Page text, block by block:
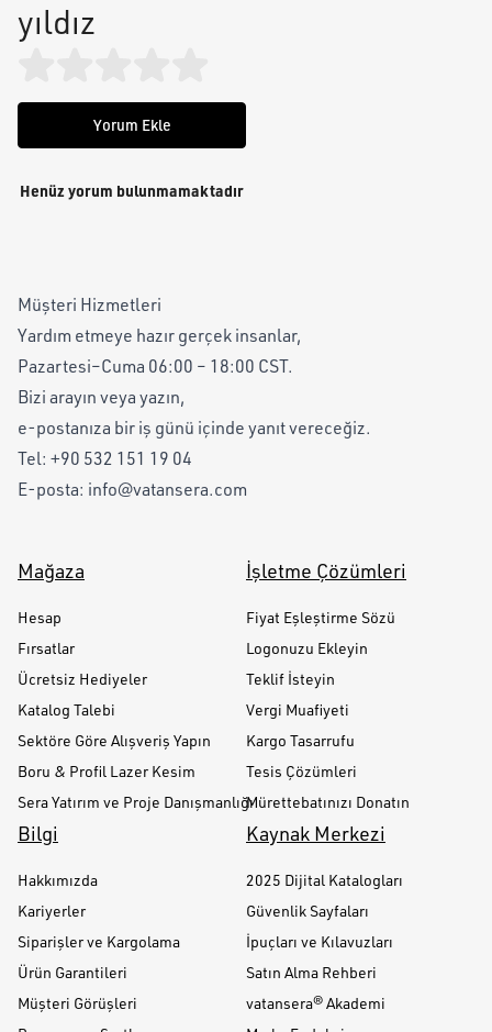
yıldız
Yorum Ekle
Henüz yorum bulunmamaktadır
Müşteri Hizmetleri
Yardım etmeye hazır gerçek insanlar,
Pazartesi–Cuma 06:00 – 18:00 CST.
Bizi arayın veya yazın,
e-postanıza bir iş günü içinde yanıt vereceğiz.
Tel: +90 532 151 19 04
E-posta: info@vatansera.com
Mağaza
Hesap
Fırsatlar
Ücretsiz Hediyeler
Katalog Talebi
Sektöre Göre Alışveriş Yapın
Boru & Profil Lazer Kesim
Sera Yatırım ve Proje Danışmanlığı
İşletme Çözümleri
Fiyat Eşleştirme Sözü
Logonuzu Ekleyin
Teklif İsteyin
Vergi Muafiyeti
Kargo Tasarrufu
Tesis Çözümleri
Mürettebatınızı Donatın
Bilgi
Hakkımızda
Kariyerler
Siparişler ve Kargolama
Ürün Garantileri
Müşteri Görüşleri
Kaynak Merkezi
2025 Dijital Katalogları
Güvenlik Sayfaları
İpuçları ve Kılavuzları
Satın Alma Rehberi
vatansera® Akademi